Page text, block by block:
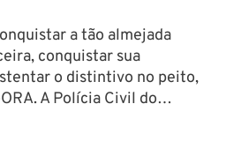
a tão almejada
conquistar sua
o distintivo no peito,
A Polícia Civil do…